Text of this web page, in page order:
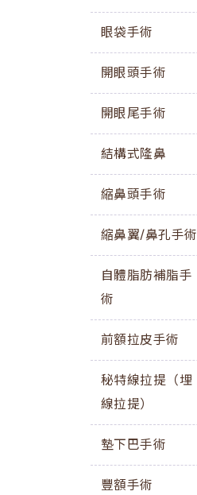
眼袋手術
開眼頭手術
開眼尾手術
結構式隆鼻
縮鼻頭手術
縮鼻翼/鼻孔手術
自體脂肪補脂手
術
前額拉皮手術
秘特線拉提（埋
線拉提）
墊下巴手術
豐額手術